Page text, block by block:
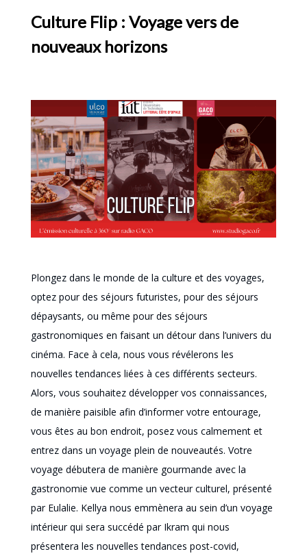
Culture Flip : Voyage vers de
nouveaux horizons
Plongez dans le monde de la culture et des voyages,
optez pour des séjours futuristes, pour des séjours
dépaysants, ou même pour des séjours
gastronomiques en faisant un détour dans l’univers du
cinéma. Face à cela, nous vous révélerons les
nouvelles tendances liées à ces différents secteurs.
Alors, vous souhaitez développer vos connaissances,
de manière paisible afin d’informer votre entourage,
vous êtes au bon endroit, posez vous calmement et
entrez dans un voyage plein de nouveautés. Votre
voyage débutera de manière gourmande avec la
gastronomie vue comme un vecteur culturel, présenté
par Eulalie. Kellya nous emmènera au sein d’un voyage
intérieur qui sera succédé par Ikram qui nous
présentera les nouvelles tendances post-covid,